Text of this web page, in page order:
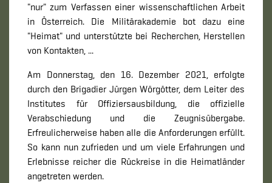
"nur" zum Verfassen einer wissenschaftlichen Arbeit
in Österreich. Die Militärakademie bot dazu eine
"Heimat" und unterstützte bei Recherchen, Herstellen
von Kontakten, ...
Am Donnerstag, den 16. Dezember 2021, erfolgte
durch den Brigadier Jürgen Wörgötter, dem Leiter des
Institutes für Offiziersausbildung, die offizielle
Verabschiedung und die Zeugnisübergabe.
Erfreulicherweise haben alle die Anforderungen erfüllt.
So kann nun zufrieden und um viele Erfahrungen und
Erlebnisse reicher die Rückreise in die Heimatländer
angetreten werden.